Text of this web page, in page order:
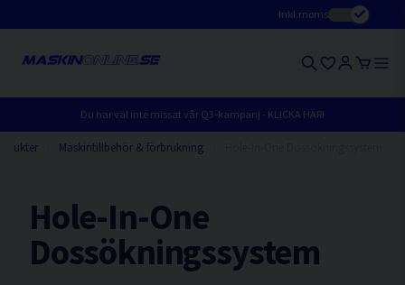
Inkl.moms
Du har väl inte missat vår Q3-kampanj - KLICKA HÄR!
Maskintillbehör & förbrukning
Hole-In-One
Dossökningssystem